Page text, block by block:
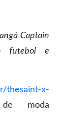
Captain
futebol e
thesaint-x-
moda